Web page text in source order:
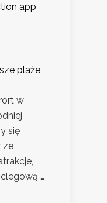
app
plaże
w
się
ze
…